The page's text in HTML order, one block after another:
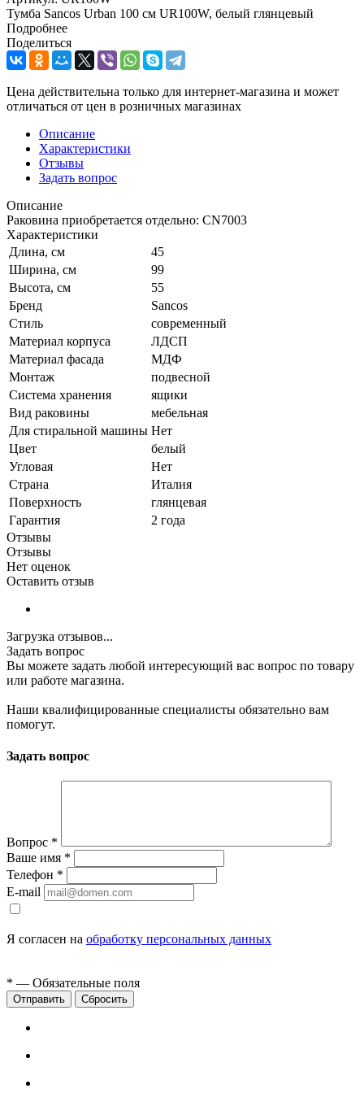
Тумба Sancos Urban 100 см UR100W, белый глянцевый
Подробнее
Поделиться
Цена действительна только для интернет-магазина и может
отличаться от цен в розничных магазинах
Описание
Характеристики
Отзывы
Задать вопрос
Описание
Раковина приобретается отдельно: CN7003
Характеристики
Длина, см
45
Ширина, см
99
Высота, см
55
Бренд
Sancos
Стиль
современный
Материал корпуса
ЛДСП
Материал фасада
МДФ
Монтаж
подвесной
Система хранения
ящики
Вид раковины
мебельная
Для стиральной машины Нет
Цвет
белый
Угловая
Нет
Страна
Италия
Поверхность
глянцевая
Гарантия
2 года
Отзывы
Отзывы
Нет оценок
Оставить отзыв
Загрузка отзывов...
Задать вопрос
Вы можете задать любой интересующий вас вопрос по товару
или работе магазина.
Наши квалифицированные специалисты обязательно вам
помогут.
Задать вопрос
Вопрос *
Ваше имя *
Телефон *
E-mail
Я согласен на обработку персональных данных
* — Обязательные поля
Сбросить